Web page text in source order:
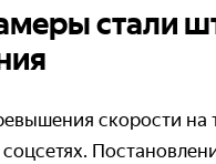
стали
скорости на